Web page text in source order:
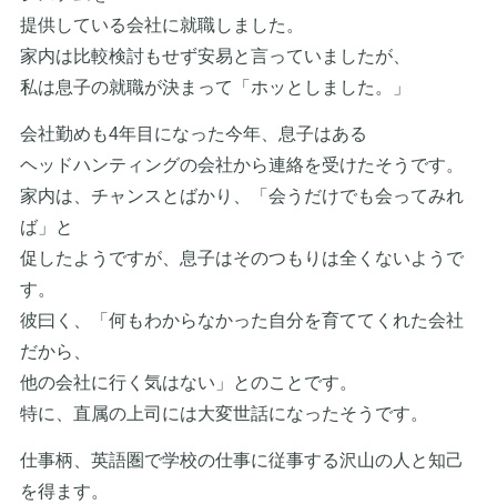
提供している会社に就職しました。
家内は比較検討もせず安易と言っていましたが、
私は息子の就職が決まって「ホッとしました。」
会社勤めも4年目になった今年、息子はある
ヘッドハンティングの会社から連絡を受けたそうです。
家内は、チャンスとばかり、「会うだけでも会ってみれ
ば」と
促したようですが、息子はそのつもりは全くないようで
す。
彼曰く、「何もわからなかった自分を育ててくれた会社
だから、
他の会社に行く気はない」とのことです。
特に、直属の上司には大変世話になったそうです。
仕事柄、英語圏で学校の仕事に従事する沢山の人と知己
を得ます。